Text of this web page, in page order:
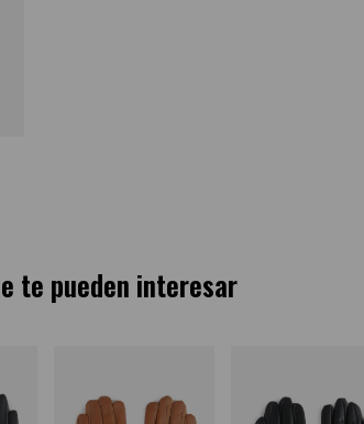
te pueden interesar